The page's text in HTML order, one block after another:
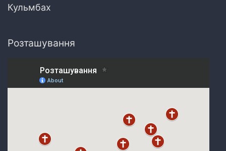
Кульмбах
Розташування